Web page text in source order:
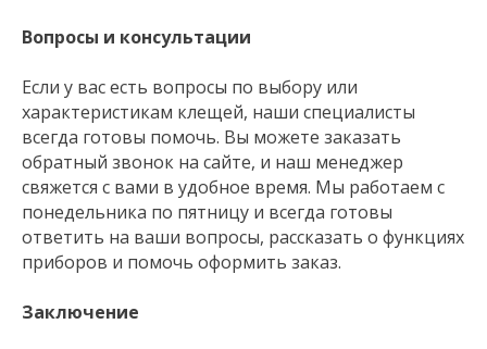
Вопросы и консультации
Если у вас есть вопросы по выбору или
характеристикам клещей, наши специалисты
всегда готовы помочь. Вы можете заказать
обратный звонок на сайте, и наш менеджер
свяжется с вами в удобное время. Мы работаем с
понедельника по пятницу и всегда готовы
ответить на ваши вопросы, рассказать о функциях
приборов и помочь оформить заказ.
Заключение